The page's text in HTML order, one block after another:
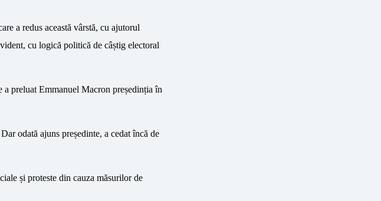
a redus această vârstă, cu ajutorul
cu logică politică de câștig electoral
a preluat Emmanuel Macron președinția în
odată ajuns președinte, a cedat încă de
și proteste din cauza măsurilor de